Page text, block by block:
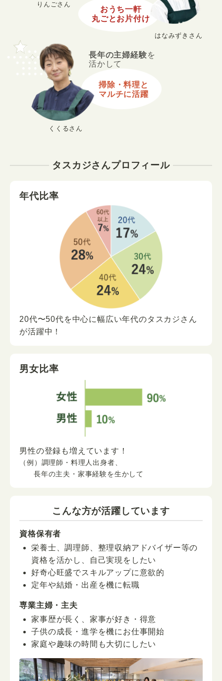
くくるさん
長年の主婦経験を
活かして
掃除・料理と
マルチに活躍
りんごさん
はなみずきさん
おうち一軒
丸ごとお片付け
タスカジさんプロフィール
年代比率
20代〜50代を中心に幅広い年代のタスカジさん
が活躍中！
男女比率
男性の登録も増えています！
（例）調理師・料理人出身者、
長年の主夫・家事経験を生かして
こんな方が活躍しています
資格保有者
栄養士、調理師、整理収納アドバイザー等の
資格を活かし、自己実現をしたい
好奇心旺盛でスキルアップに意欲的
定年や結婚・出産を機に転職
専業主婦・主夫
家事歴が長く、家事が好き・得意
子供の成長・進学を機にお仕事開始
家庭や趣味の時間も大切にしたい